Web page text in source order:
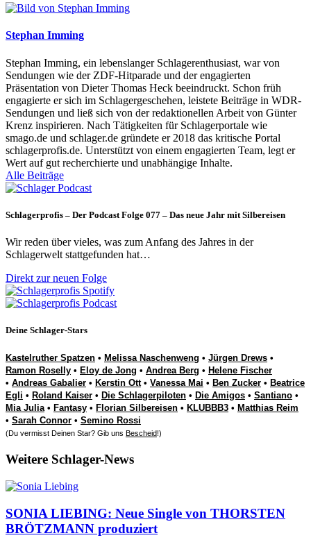
Stephan Imming
Stephan Imming, ein lebenslanger Schlagerenthusiast, war von
Sendungen wie der ZDF-Hitparade und der engagierten
Präsentation von Dieter Thomas Heck beeindruckt. Schon früh
engagierte er sich im Schlagergeschehen, leistete Beiträge in WDR-
Sendungen und ließ sich von der redaktionellen Arbeit von Günter
Krenz inspirieren. Nach Tätigkeiten für Schlagerportale wie
smago.de und schlager.de gründete er 2018 das kritische Portal
schlagerprofis.de. Unterstützt von einem engagierten Team, legt er
Wert auf gut recherchierte und unabhängige Inhalte.
Alle Beiträge
Schlagerprofis – Der Podcast Folge 077 – Das neue Jahr mit Silbereisen
Wir reden über vieles, was zum Anfang des Jahres in der
Schlagerwelt stattgefunden hat…
Direkt zur neuen Folge
Deine Schlager-Stars
Kastelruther Spatzen • Melissa Naschenweng • Jürgen Drews •
Ramon Roselly • Eloy de Jong • Andrea Berg • Helene Fischer
• Andreas Gabalier • Kerstin Ott• Vanessa Mai • Ben Zucker • Beatrice
Egli • Roland Kaiser • Die Schlagerpiloten • Die Amigos • Santiano •
Mia Julia• Fantasy • Florian Silbereisen • KLUBBB3 • Matthias Reim
• Sarah Connor • Semino Rossi
(Du vermisst Deinen Star? Gib uns Bescheid!)
Weitere Schlager-News
SONIA LIEBING: Neue Single von THORSTEN
BRÖTZMANN produziert